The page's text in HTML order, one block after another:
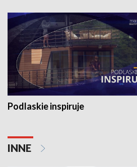
Podlaskie inspiruje
INNE